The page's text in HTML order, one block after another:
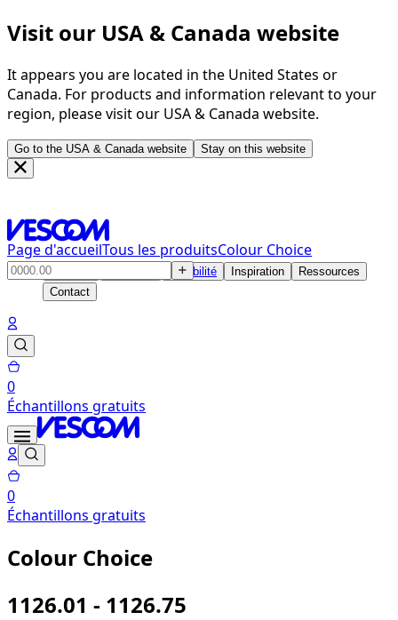
Visit our USA & Canada website
It appears you are located in the United States or
Canada. For products and information relevant to your
region, please visit our USA & Canada website.
Go to the USA & Canada website Stay on this website
Page d'accueilTous les produitsColour Choice
Produits Durabilité Inspiration
Ressources
Contact
0
Échantillons gratuits
0
Échantillons gratuits
Colour Choice
1126.01 - 1126.75